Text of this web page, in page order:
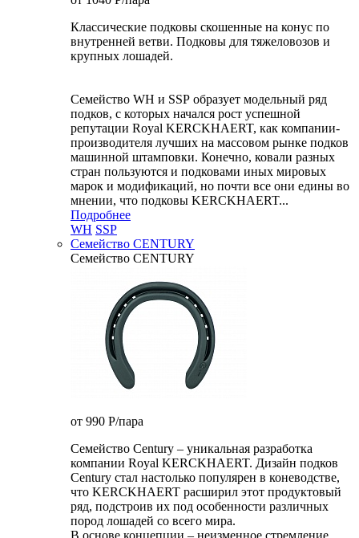
Классические подковы скошенные на конус по
внутренней ветви. Подковы для тяжеловозов и
крупных лошадей.
Семейство WH и SSP образует модельный ряд
подков, с которых начался рост успешной
репутации Royal KERCKHAERT, как компании-
производителя лучших на массовом рынке подков
машинной штамповки. Конечно, ковали разных
стран пользуются и подковами иных мировых
марок и модификаций, но почти все они едины во
мнении, что подковы KERCKHAERT...
Подробнее
WH SSP
Семейство CENTURY
Семейство CENTURY
от 990 P/пара
Семейство Century – уникальная разработка
компании Royal KERCKHAERT. Дизайн подков
Century стал настолько популярен в коневодстве,
что KERCKHAERT расширил этот продуктовый
ряд, подстроив их под особенности различных
пород лошадей со всего мира.
В основе концепции – неизменное стремление